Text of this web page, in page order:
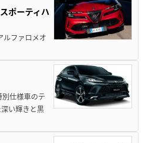
ポーティハ
ルファロメオ
仕様車のテ
い輝きと黒